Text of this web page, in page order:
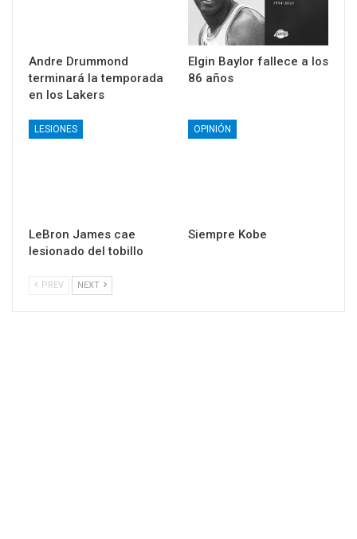
Andre Drummond
terminará la temporada
en los Lakers
Elgin Baylor fallece a los
86 años
LESIONES
LeBron James cae
lesionado del tobillo
OPINIÓN
Siempre Kobe
PREV NEXT